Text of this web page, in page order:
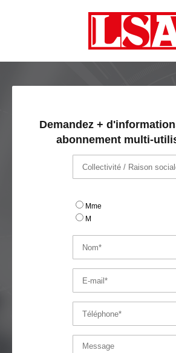
Demandez +
abonnement multi-
Mme
M